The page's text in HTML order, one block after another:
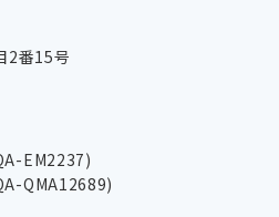
2番15号
EM2237)
QMA12689)